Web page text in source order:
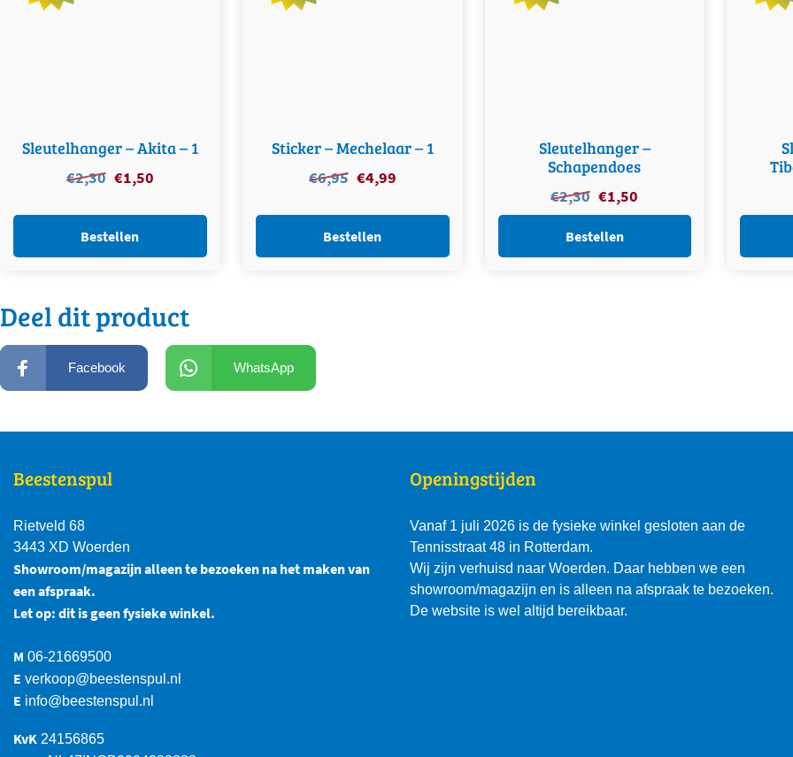
Sleutelhanger – Akita – 1
€2,30 Oorspronkelijke
was:
€2,30.
€1,50Huidige
is:
Bestellen
Sticker – Mechelaar – 1
€6,95 Oorspronkelijke
was:
€6,95.
€4,99Huidige
is:
Bestellen
Sleutelhanger –
Schapendoes
€2,30 Oorspronkelijke
prijs
was:
€2,30.
€1,50
prijs
€1,50.
Bestellen
Deel dit product
Facebook WhatsApp
Beestenspul
Rietveld 68
3443 XD Woerden
Showroom/magazijn alleen te bezoeken na het maken van
een afspraak.
Let op: dit is geen fysieke winkel.
M 06-21669500
E verkoop@beestenspul.nl
E info@beestenspul.nl
KvK 24156865
Openingstijden
Vanaf 1 juli 2026 is de fysieke winkel gesloten aan de
Tennisstraat 48 in Rotterdam.
Wij zijn verhuisd naar Woerden. Daar hebben we een
showroom/magazijn en is alleen na afspraak te bezoeken.
De website is wel altijd bereikbaar.